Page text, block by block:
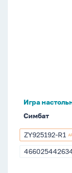
Игра
Симбат
ZY925192-
R1
ZY925192-R1